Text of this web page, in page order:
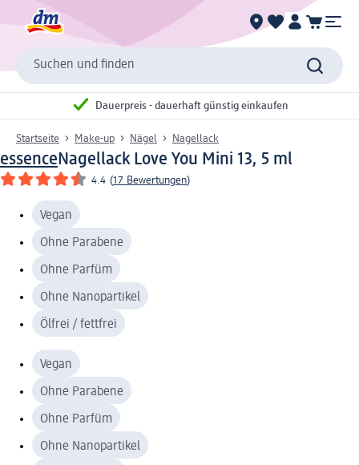
Suchen und finden
Dauerpreis - dauerhaft günstig einkaufen
Startseite Make-up Nägel Nagellack
essenceNagellack Love You Mini 13, 5 ml
4.4 (17 Bewertungen)
Vegan
Ohne Parabene
Ohne Parfüm
Ohne Nanopartikel
Ölfrei / fettfrei
Vegan
Ohne Parabene
Ohne Parfüm
Ohne Nanopartikel